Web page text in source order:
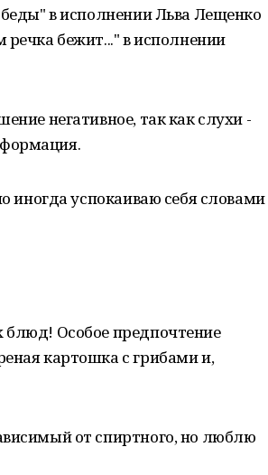
в исполнении Льва Лещенко
бежит..." в исполнении
негативное, так как слухи -
иногда успокаиваю себя словами
Особое предпочтение
картошка с грибами и,
от спиртного, но люблю